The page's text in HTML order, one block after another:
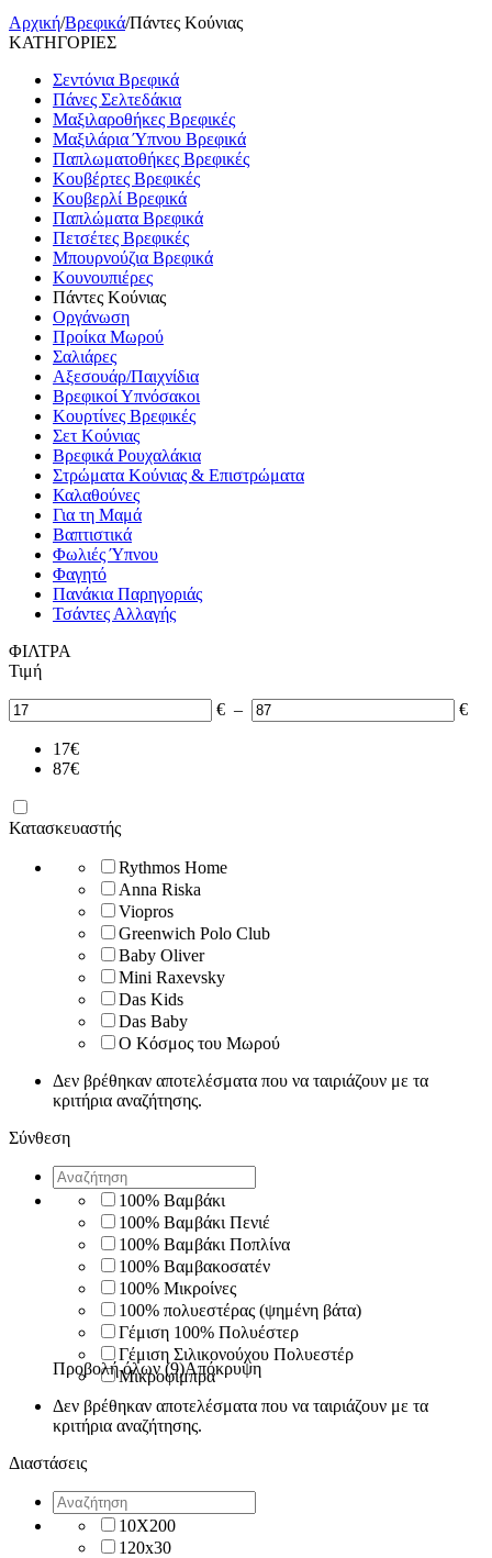
Αρχική/Βρεφικά/Πάντες Κούνιας
ΚΑΤΗΓΟΡΙΕΣ
Σεντόνια Βρεφικά
Πάνες Σελτεδάκια
Μαξιλαροθήκες Βρεφικές
Μαξιλάρια Ύπνου Βρεφικά
Παπλωματοθήκες Βρεφικές
Κουβέρτες Βρεφικές
Κουβερλί Βρεφικά
Παπλώματα Βρεφικά
Πετσέτες Βρεφικές
Μπουρνούζια Βρεφικά
Κουνουπιέρες
Πάντες Κούνιας
Οργάνωση
Προίκα Μωρού
Σαλιάρες
Αξεσουάρ/Παιχνίδια
Βρεφικοί Υπνόσακοι
Κουρτίνες Βρεφικές
Σετ Κούνιας
Βρεφικά Ρουχαλάκια
Στρώματα Κούνιας & Επιστρώματα
Καλαθούνες
Για τη Μαμά
Βαπτιστικά
Φωλιές Ύπνου
Φαγητό
Πανάκια Παρηγοριάς
Τσάντες Αλλαγής
ΦΙΛΤΡΑ
Τιμή
€ – €
17€
87€
Κατασκευαστής
Rythmos Home
Anna Riska
Viopros
Greenwich Polo Club
Baby Oliver
Mini Raxevsky
Das Kids
Das Baby
Ο Κόσμος του Μωρού
Δεν βρέθηκαν αποτελέσματα που να ταιριάζουν με τα
κριτήρια αναζήτησης.
Σύνθεση
100% Βαμβάκι
100% Βαμβάκι Πενιέ
100% Βαμβάκι Ποπλίνα
100% Βαμβακοσατέν
100% Μικροίνες
100% πολυεστέρας (ψημένη βάτα)
Γέμιση 100% Πολυέστερ
Γέμιση Σιλικονούχου Πολυεστέρ
Μικροφίμπρα
Προβολή όλων (9)Απόκρυψη
Δεν βρέθηκαν αποτελέσματα που να ταιριάζουν με τα
κριτήρια αναζήτησης.
Διαστάσεις
10X200
120x30